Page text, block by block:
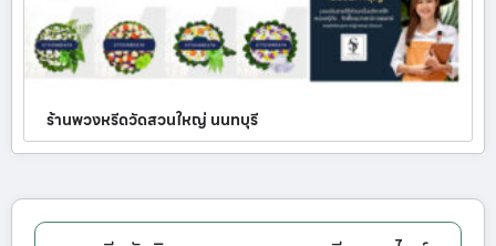
ร้านพวงหรีดวัดสวนใหญ่ นนทบุรี